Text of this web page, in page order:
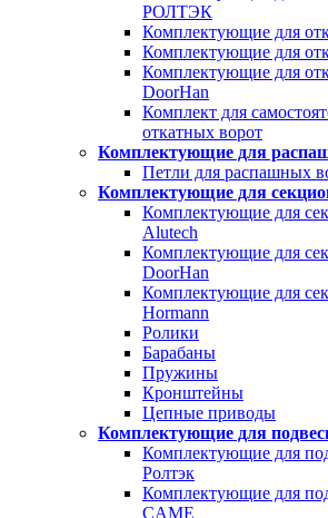
РОЛТЭК
Комплектующие для
Комплектующие для
Комплектующие для
DoorHan
Комплект для
откатных ворот
Комплектующие для
Петли для распашных
Комплектующие для
Комплектующие для
Alutech
Комплектующие для
DoorHan
Комплектующие для
Hormann
Ролики
Барабаны
Пружины
Кронштейны
Цепные приводы
Комплектующие для
Комплектующие для
Ролтэк
Комплектующие для
CAME